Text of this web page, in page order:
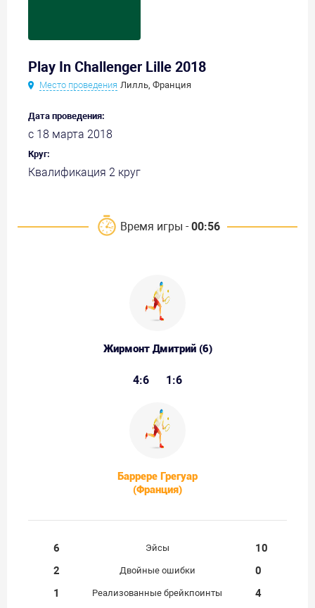
Play In Challenger Lille 2018
Место проведения Лилль, Франция
Дата проведения:
с 18 марта 2018
Круг:
Квалификация 2 круг
Время игры - 00:56
Жирмонт Дмитрий (6)
4:6 1:6
Баррере Грегуар
(Франция)
6 Эйсы
10
2
Двойные ошибки
0
1
Реализованные брейкпоинты
4